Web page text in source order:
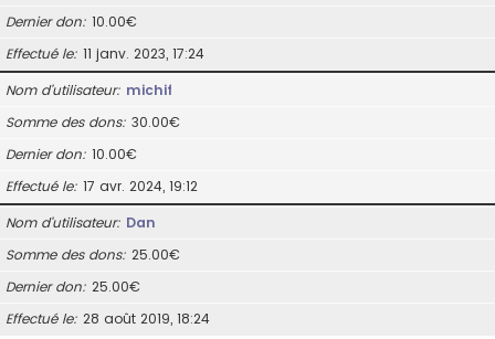
Dernier don 10.00€
Effectué le 11 janv. 2023, 17:24
Nom d’utilisateur michif
Somme des dons 30.00€
Dernier don 10.00€
Effectué le 17 avr. 2024, 19:12
Nom d’utilisateur Dan
Somme des dons 25.00€
Dernier don 25.00€
Effectué le 28 août 2019, 18:24